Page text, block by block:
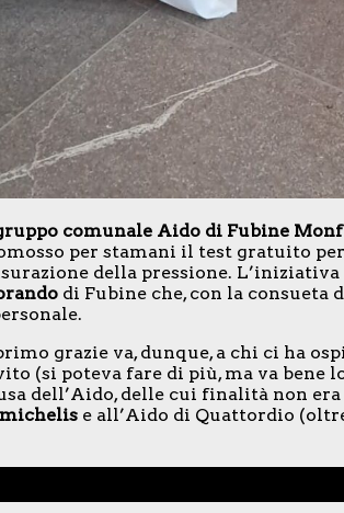
comunale Aido di Fubine
per stamani il test gratuito
della pressione.
di Fubine che, con la consueta
grazie va, dunque, a chi ci ha
(si poteva fare di più, ma va bene
dell’Aido, delle cui finalità non
e all’Aido di Quattordio